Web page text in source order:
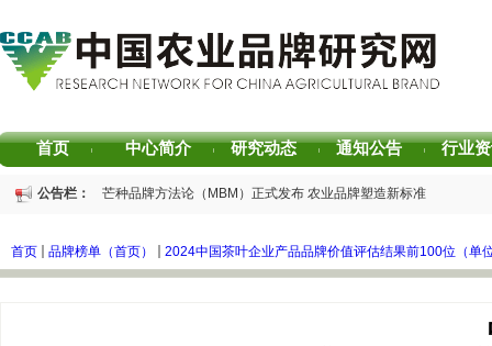
首页 | 中心简介 | 研究动态 | 通知公告 | 行业
公告栏：
重磅发布 | 芒种品牌方法论（MBM）正式发布 农业品牌塑造新标准
书香赋能乡村振兴！“耕读中国·品牌强农”主题阅读活动在杭州圆满落幕
首页 品牌榜单（首页） 2024中国茶叶企业产品品牌价值评估结果前100位（单